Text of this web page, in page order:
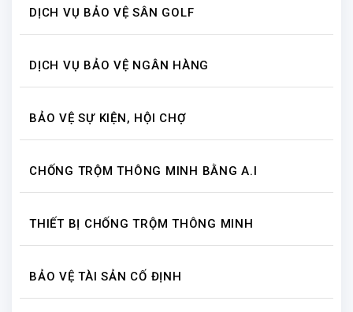
DỊCH VỤ BẢO VỆ SÂN GOLF
DỊCH VỤ BẢO VỆ NGÂN HÀNG
BẢO VỆ SỰ KIỆN, HỘI CHỢ
CHỐNG TRỘM THÔNG MINH BẰNG A.I
THIẾT BỊ CHỐNG TRỘM THÔNG MINH
BẢO VỆ TÀI SẢN CỐ ĐỊNH